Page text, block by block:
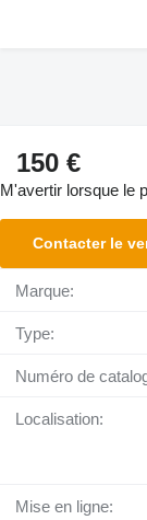
150 €
M'avertir lorsque le
Contacter le
Marque:
Type:
Numéro de
Localisation:
Mise en ligne: